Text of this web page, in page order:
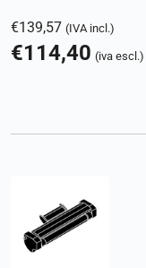
€139,57 (IVA incl.)
€114,40 (iva escl.)